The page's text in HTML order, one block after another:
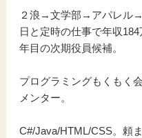
２浪→文学部→アパレル
日と定時の仕事で年収
年目の次期役員候補。
プログラミングもくもく
メンター。
C#/Java/HTML/CSS。頼